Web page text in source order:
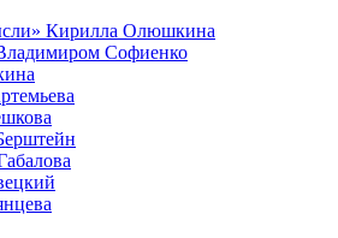
Кирилла Олюшкина
Софиенко